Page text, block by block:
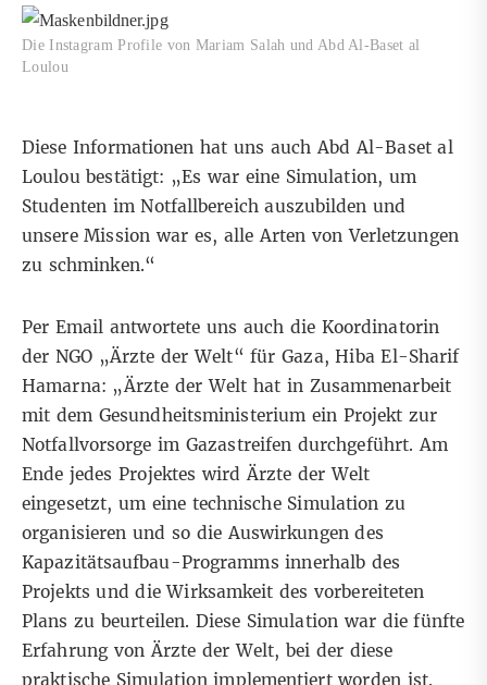
Die Instagram Profile von Mariam Salah und Abd Al-Baset al
Loulou
Diese Informationen hat uns auch Abd Al-Baset al
Loulou bestätigt: „Es war eine Simulation, um
Studenten im Notfallbereich auszubilden und
unsere Mission war es, alle Arten von Verletzungen
zu schminken.“
Per Email antwortete uns auch die Koordinatorin
der NGO „Ärzte der Welt“ für Gaza, Hiba El-Sharif
Hamarna: „Ärzte der Welt hat in Zusammenarbeit
mit dem Gesundheitsministerium ein Projekt zur
Notfallvorsorge im Gazastreifen durchgeführt. Am
Ende jedes Projektes wird Ärzte der Welt
eingesetzt, um eine technische Simulation zu
organisieren und so die Auswirkungen des
Kapazitätsaufbau-Programms innerhalb des
Projekts und die Wirksamkeit des vorbereiteten
Plans zu beurteilen. Diese Simulation war die fünfte
Erfahrung von Ärzte der Welt, bei der diese
praktische Simulation implementiert worden ist.